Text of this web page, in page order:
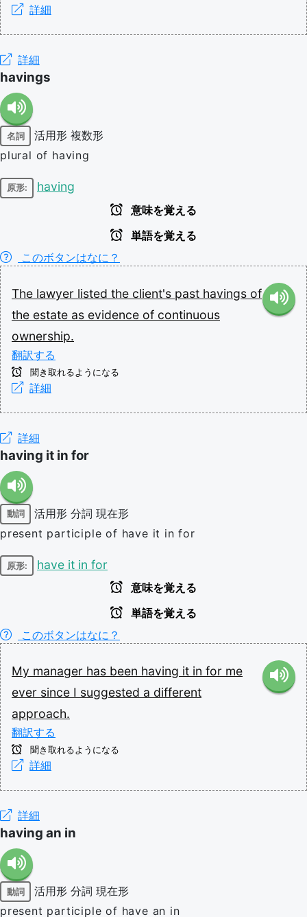
詳細
詳細
havings
名詞 活用形 複数形
plural of having
原形: having
意味を覚える
単語を覚える
このボタンはなに？
The lawyer listed the client's past havings of
the estate as evidence of continuous
ownership.
翻訳する
聞き取れるようになる
詳細
詳細
having it in for
動詞 活用形 分詞 現在形
present participle of have it in for
原形: have it in for
意味を覚える
単語を覚える
このボタンはなに？
My manager has been having it in for me
ever since I suggested a different
approach.
翻訳する
聞き取れるようになる
詳細
詳細
having an in
動詞 活用形 分詞 現在形
present participle of have an in